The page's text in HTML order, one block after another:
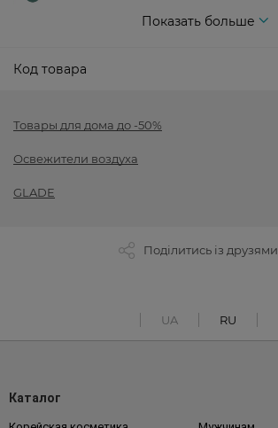
Показать больше
Код товара
Товары для дома до -50%
Освежители воздуха
GLADE
Поділитись із друзями
UA RU
Каталог